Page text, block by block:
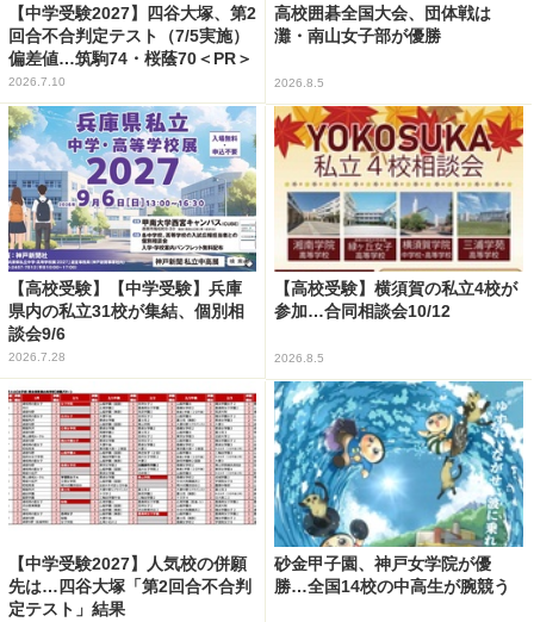
【中学受験2027】四谷大塚、第2
回合不合判定テスト（7/5実施）
偏差値…筑駒74・桜蔭70＜PR＞
2026.7.10
高校囲碁全国大会、団体戦は
灘・南山女子部が優勝
2026.8.5
【高校受験】【中学受験】兵庫
県内の私立31校が集結、個別相
談会9/6
2026.7.28
【高校受験】横須賀の私立4校が
参加…合同相談会10/12
2026.8.5
【中学受験2027】人気校の併願
先は…四谷大塚「第2回合不合判
定テスト」結果
砂金甲子園、神戸女学院が優
勝…全国14校の中高生が腕競う